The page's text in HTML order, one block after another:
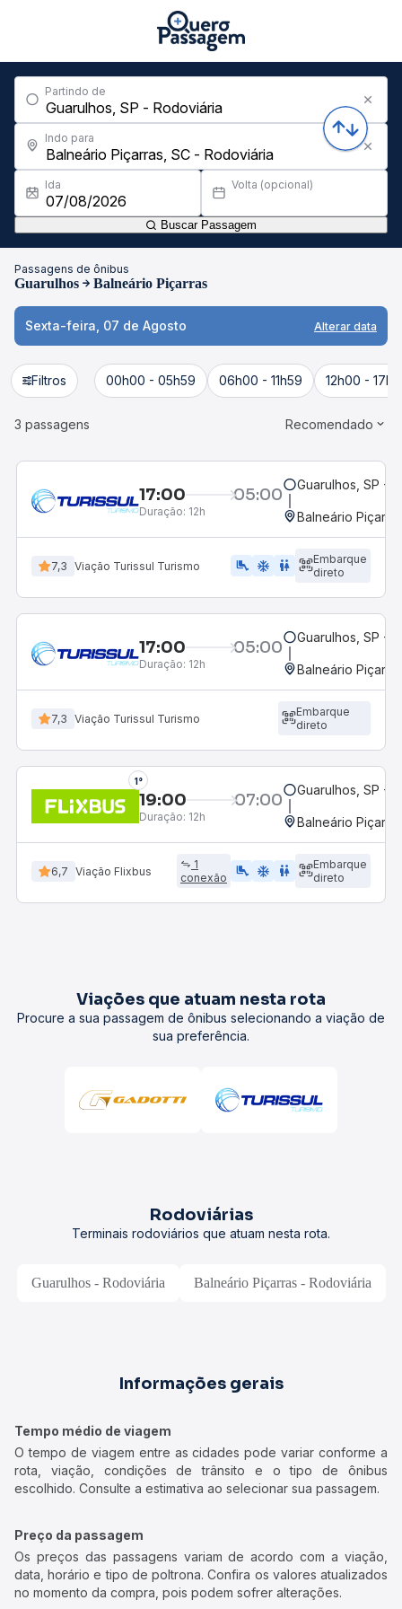
Partindo de
Indo para
Ida Volta (opcional)
Buscar Passagem
Passagens de ônibus
Guarulhos Balneário Piçarras
Sexta-feira, 07 de Agosto Alterar data
Filtros 00h00 - 05h59 06h00 - 11h59 12h00 -
3 passagens Recomendado
17:00 05:00
Duração: 12h
Guarulhos, SP -
Balneário
7,3 Viação Turissul Turismo airline_seat_legroom_extra ac_unit wc
Embarque
direto
17:00 05:00
Duração: 12h
Guarulhos, SP -
Balneário
7,3 Viação Turissul Turismo
Embarque
direto
1°
19:00 07:00
Duração: 12h
Guarulhos, SP -
Balneário
6,7 Viação Flixbus
1
conexão
airline_seat_legroom_extra ac_unit wc
Embarque
direto
Viações que atuam nesta rota
Procure a sua passagem de ônibus selecionando a viação de
sua preferência.
Rodoviárias
Terminais rodoviários que atuam nesta rota.
Guarulhos - Rodoviária Balneário Piçarras - Rodoviária
Informações gerais
Tempo médio de viagem
O tempo de viagem entre as cidades pode variar conforme a
rota, viação, condições de trânsito e o tipo de ônibus
escolhido. Consulte a estimativa ao selecionar sua passagem.
Preço da passagem
Os preços das passagens variam de acordo com a viação,
data, horário e tipo de poltrona. Confira os valores atualizados
no momento da compra, pois podem sofrer alterações.